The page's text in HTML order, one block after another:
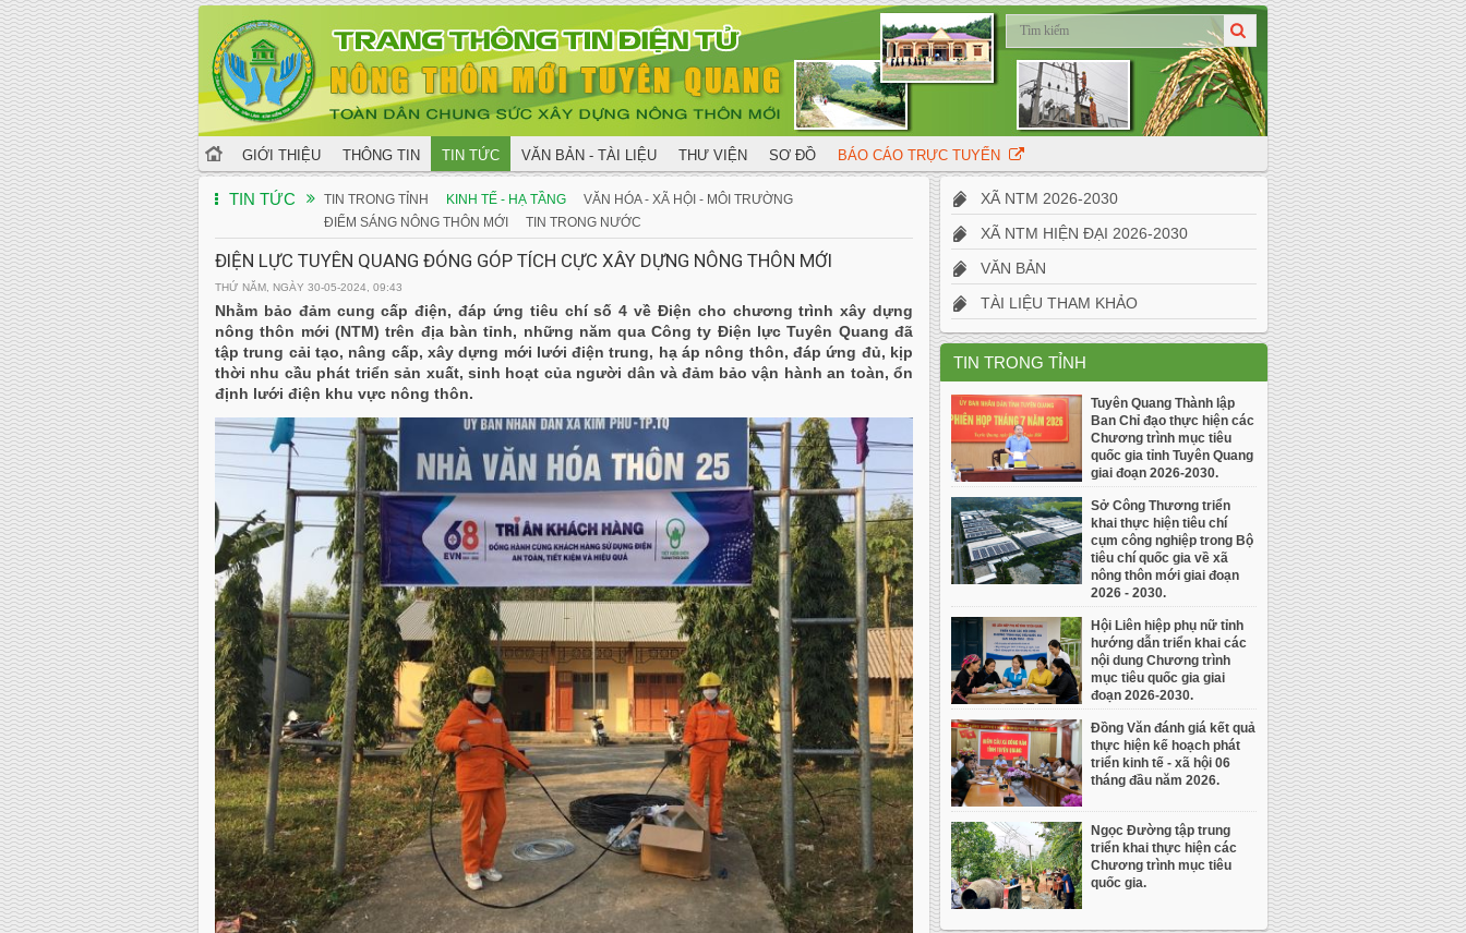
GIỚI THIỆU THÔNG TIN TIN TỨC VĂN BẢN - TÀI LIỆU THƯ VIỆN SƠ ĐỒ BÁO CÁO TRỰC TUYẾN
TIN TỨC TIN TRONG TỈNH KINH TẾ - HẠ TẦNG
VĂN HÓA - XÃ HỘI - MÔI TRƯỜNG
ĐIỂM SÁNG NÔNG THÔN MỚI
TIN TRONG NƯỚC
ĐIỆN LỰC TUYÊN QUANG ĐÓNG GÓP TÍCH CỰC XÂY DỰNG NÔNG THÔN MỚI
THỨ NĂM, NGÀY 30-05-2024, 09:43
Nhằm bảo đảm cung cấp điện, đáp ứng tiêu chí số 4 về Điện cho chương trình xây dựng
nông thôn mới (NTM) trên địa bàn tỉnh, những năm qua Công ty Ðiện lực Tuyên Quang đã
tập trung cải tạo, nâng cấp, xây dựng mới lưới điện trung, hạ áp nông thôn, đáp ứng đủ, kịp
thời nhu cầu phát triển sản xuất, sinh hoạt của người dân và đảm bảo vận hành an toàn, ổn
định lưới điện khu vực nông thôn.
XÃ NTM 2026-2030
XÃ NTM HIỆN ĐẠI 2026-2030
VĂN BẢN
TÀI LIỆU THAM KHẢO
TIN TRONG TỈNH
Tuyên Quang Thành lập
Ban Chỉ đạo thực hiện các
Chương trình mục tiêu
quốc gia tỉnh Tuyên Quang
giai đoạn 2026-2030.
Sở Công Thương triển
khai thực hiện tiêu chí
cụm công nghiệp trong Bộ
tiêu chí quốc gia về xã
nông thôn mới giai đoạn
2026 - 2030.
Hội Liên hiệp phụ nữ tỉnh
hướng dẫn triển khai các
nội dung Chương trình
mục tiêu quốc gia giai
đoạn 2026-2030.
Đồng Văn đánh giá kết quả
thực hiện kế hoạch phát
triển kinh tế - xã hội 06
tháng đầu năm 2026.
Ngọc Đường tập trung
triển khai thực hiện các
Chương trình mục tiêu
quốc gia.